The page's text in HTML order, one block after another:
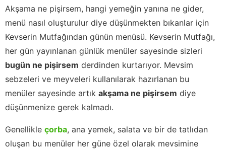
Akşama ne pişirsem, hangi yemeğin yanına ne gider,
menü nasıl oluşturulur diye düşünmekten bıkanlar için
Kevserin Mutfağından günün menüsü. Kevserin Mutfağı,
her gün yayınlanan günlük menüler sayesinde sizleri
bugün ne pişirsem derdinden kurtarıyor. Mevsim
sebzeleri ve meyveleri kullanılarak hazırlanan bu
menüler sayesinde artık akşama ne pişirsem diye
düşünmenize gerek kalmadı.
Genellikle çorba, ana yemek, salata ve bir de tatlıdan
oluşan bu menüler her güne özel olarak mevsimine